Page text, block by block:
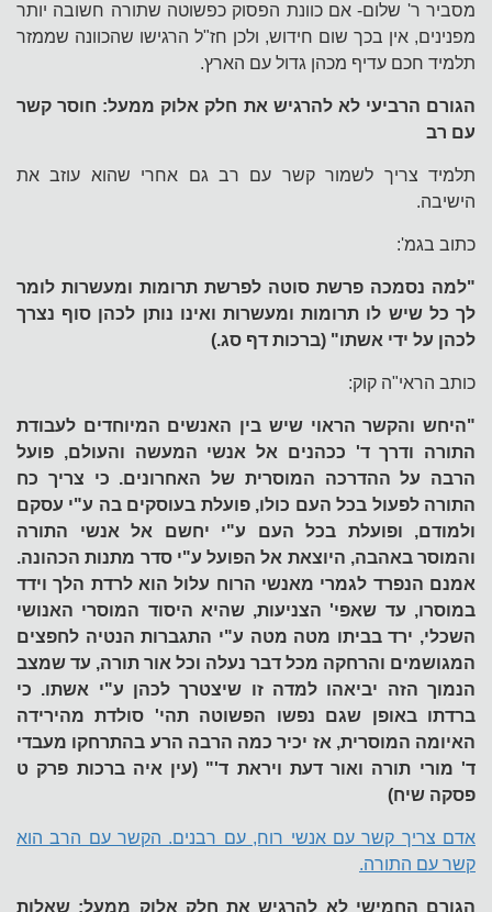
מסביר ר' שלום- אם כוונת הפסוק כפשוטה שתורה חשובה יותר
מפנינים, אין בכך שום חידוש, ולכן חז"ל הרגישו שהכוונה שממזר
תלמיד חכם עדיף מכהן גדול עם הארץ.
הגורם הרביעי לא להרגיש את חלק אלוק ממעל: חוסר קשר
עם רב
תלמיד צריך לשמור קשר עם רב גם אחרי שהוא עוזב את
הישיבה.
כתוב בגמ':
"למה נסמכה פרשת סוטה לפרשת תרומות ומעשרות לומר
לך כל שיש לו תרומות ומעשרות ואינו נותן לכהן סוף נצרך
לכהן על ידי אשתו" (ברכות דף סג.)
כותב הראי"ה קוק:
"היחש והקשר הראוי שיש בין האנשים המיוחדים לעבודת
התורה ודרך ד' ככהנים אל אנשי המעשה והעולם, פועל
הרבה על ההדרכה המוסרית של האחרונים. כי צריך כח
התורה לפעול בכל העם כולו, פועלת בעוסקים בה ע"י עסקם
ולמודם, ופועלת בכל העם ע"י יחשם אל אנשי התורה
והמוסר באהבה, היוצאת אל הפועל ע"י סדר מתנות הכהונה.
אמנם הנפרד לגמרי מאנשי הרוח עלול הוא לרדת הלך וידד
במוסרו, עד שאפי' הצניעות, שהיא היסוד המוסרי האנושי
השכלי, ירד בביתו מטה מטה ע"י התגברות הנטיה לחפצים
המגושמים והרחקה מכל דבר נעלה וכל אור תורה, עד שמצב
הנמוך הזה יביאהו למדה זו שיצטרך לכהן ע"י אשתו. כי
ברדתו באופן שגם נפשו הפשוטה תהי' סולדת מהירידה
האיומה המוסרית, אז יכיר כמה הרבה הרע בהתרחקו מעבדי
ד' מורי תורה ואור דעת ויראת ד'" (עין איה ברכות פרק ט
פסקה שיח)
אדם צריך קשר עם אנשי רוח, עם רבנים. הקשר עם הרב הוא
קשר עם התורה.
הגורם החמישי לא להרגיש את חלק אלוק ממעל: שאלות